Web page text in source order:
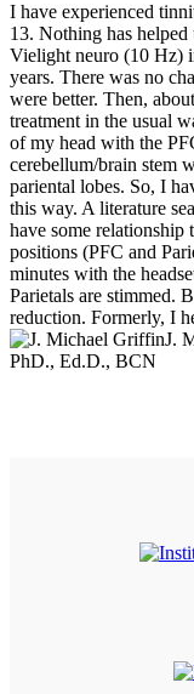
I have experienced
13. Nothing has
Vielight neuro (10 Hz)
years. There was no
were better. Then,
treatment in the usual
of my head with the
cerebellum/brain stem
pariental lobes. So, I
this way. A literature
have some relationship
positions (PFC and
minutes with the
Parietals are stimmed.
reduction. Formerly, I
J.
PhD., Ed.D., BCN